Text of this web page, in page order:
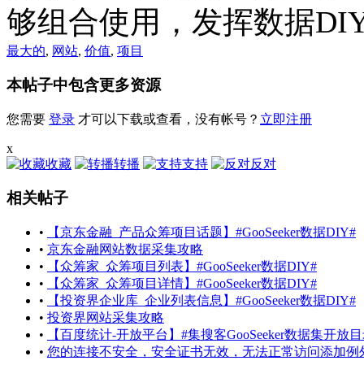
够组合使用，发挥数据
最大的, 网站, 价值, 项目
本帖子中包含更多资源
您需要 登录 才可以下载或查看，没有帐号？ 立即注册
x
收藏
转播 支持 反对
相关帖子
•
【京东金融_产品众筹项目话题】#GooSeeker数据DIY#
• 京东金融网站数据采集攻略
•
【众筹家_众筹项目列表】#GooSeeker数据DIY#
•
【众筹家_众筹项目详情】#GooSeeker数据DIY#
•
【投资界企业库_企业列表信息】#GooSeeker数据DIY#
• 投资界网站采集攻略
•
【百度统计-开放平台】#集搜客GooSeeker数据集开放
• 您的连接不安全，安全证书无效，无法正常访问添加例